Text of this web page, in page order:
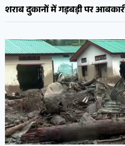
शराब दुकानों में गड़बड़ी पर